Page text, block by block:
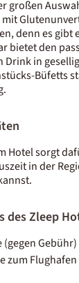
großen
denn es gibt
bietet den
in
Büfetts
Hotel sorgt
in der
des Zleep
(gegen Gebühr)
zum Flughafen